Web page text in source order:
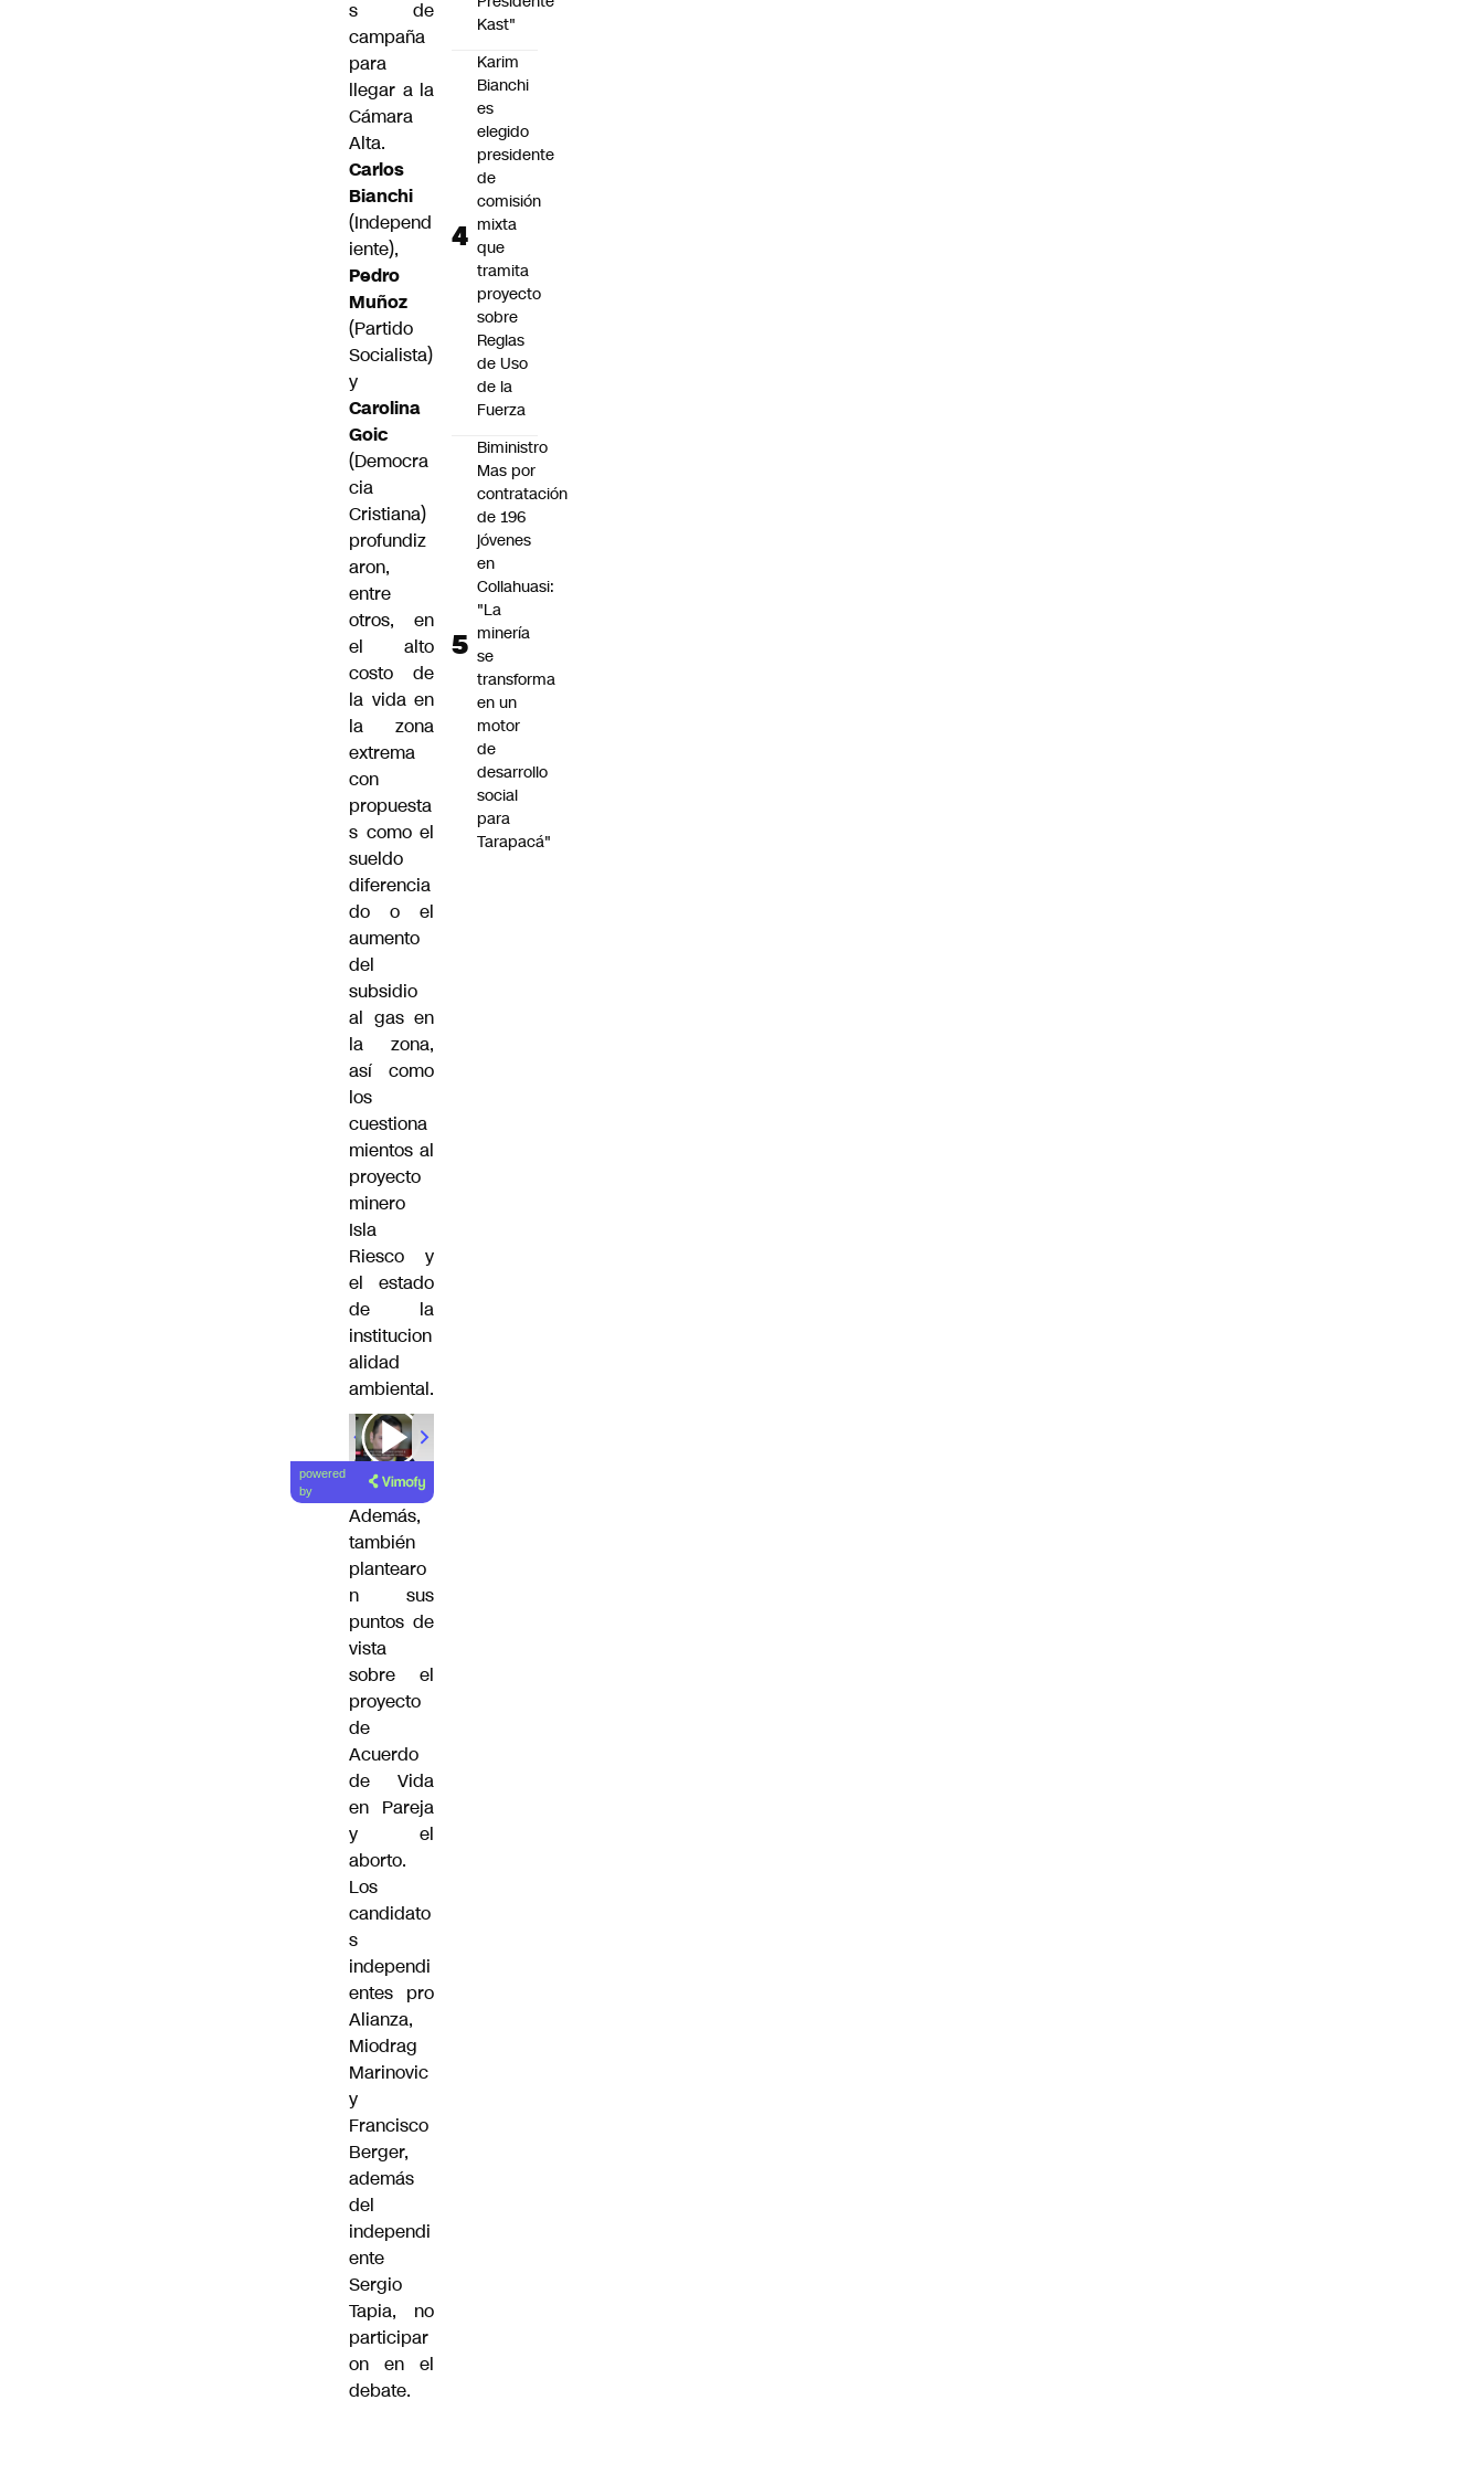
s de
campaña
para
llegar a la
Cámara
Alta.
Carlos
Bianchi
(Independ
iente),
Pedro
Muñoz
(Partido
Socialista)
y
Carolina
Goic
(Democra
cia
Cristiana)
profundiz
aron,
entre
otros, en
el alto
costo de
la vida en
la zona
extrema
con
propuesta
s como el
sueldo
diferencia
do o el
aumento
del
subsidio
al gas en
la zona,
así como
los
cuestiona
mientos al
proyecto
minero
Isla
Riesco y
el estado
de la
institucion
alidad
ambiental.
powered
by
Además,
también
plantearo
n sus
puntos de
vista
sobre el
proyecto
de
Acuerdo
de Vida
en Pareja
y el
aborto.
Los
candidato
s
independi
entes pro
Alianza,
Miodrag
Marinovic
y
Francisco
Berger,
además
del
independi
ente
Sergio
Tapia, no
participar
on en el
debate.
Kast"
Karim
Bianchi
es
elegido
presidente
de
comisión
mixta
que
tramita
proyecto
sobre
Reglas
de Uso
de la
Fuerza
Biministro
Mas por
contratación
de 196
jóvenes
en
Collahuasi:
"La
minería
se
transforma
en un
motor
de
desarrollo
social
para
Tarapacá"